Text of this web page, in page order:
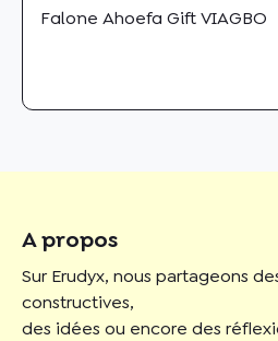
Falone Ahoefa Gift VIAGBO
A propos
Sur Erudyx, nous partageons
constructives,
des idées ou encore des